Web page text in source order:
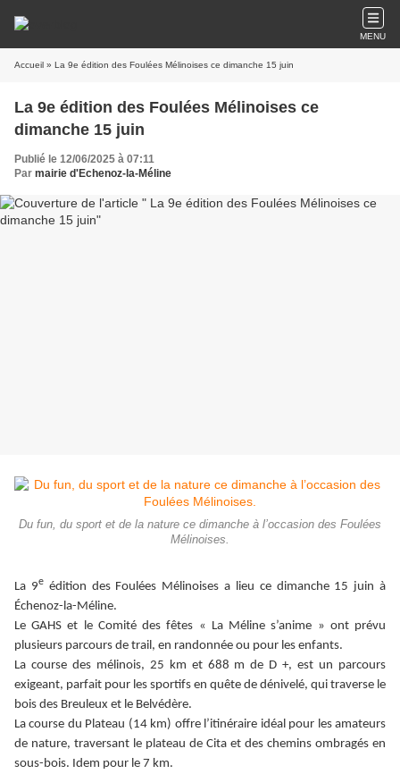
MENU
Accueil » La 9e édition des Foulées Mélinoises ce dimanche 15 juin
La 9e édition des Foulées Mélinoises ce
dimanche 15 juin
Publié le 12/06/2025 à 07:11
Par mairie d'Echenoz-la-Méline
Du fun, du sport et de la nature ce dimanche à l’occasion des Foulées
Mélinoises.
La 9eédition des Foulées Mélinoises a lieu ce dimanche 15 juin à
Échenoz-la-Méline.
Le GAHS et le Comité des fêtes « La Méline s’anime » ont prévu
plusieurs parcours de trail, en randonnée ou pour les enfants.
La course des mélinois, 25 km et 688 m de D +, est un parcours
exigeant, parfait pour les sportifs en quête de dénivelé, qui traverse le
bois des Breuleux et le Belvédère.
La course du Plateau (14 km) offre l’itinéraire idéal pour les amateurs
de nature, traversant le plateau de Cita et des chemins ombragés en
sous-bois. Idem pour le 7 km.